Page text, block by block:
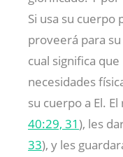
Si usa su cuerpo
proveerá para
cual significa
necesidades
su cuerpo a El.
40:29, 31), les
33), y les